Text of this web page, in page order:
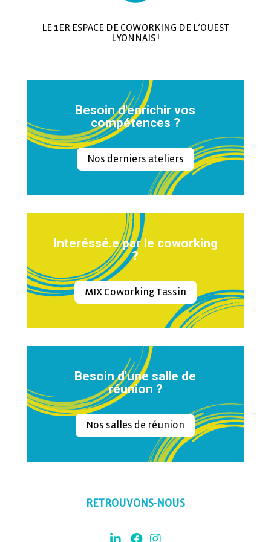
LE 1ER ESPACE DE COWORKING DE L’OUEST
LYONNAIS !
Besoin d'enrichir vos
compétences ?
Nos derniers ateliers
Interéssé.e par le coworking
?
MIX Coworking Tassin
Besoin d'une salle de
réunion ?
Nos salles de réunion
RETROUVONS-NOUS